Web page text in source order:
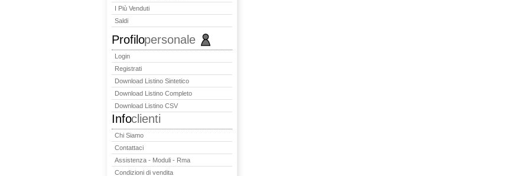
I Più Venduti
Saldi
Profilopersonale
Login
Registrati
Download Listino Sintetico
Download Listino Completo
Download Listino CSV
Infoclienti
Chi Siamo
Contattaci
Assistenza - Moduli - Rma
Condizioni di vendita